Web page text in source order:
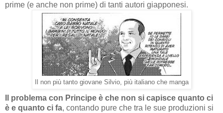
prime (e anche non prime) di tanti autori giapponesi.
Il non più tanto giovane Silvio, più italiano che manga
Il problema con Principe è che non si capisce quanto ci
è e quanto ci fa, contando pure che tra le sue produzioni si